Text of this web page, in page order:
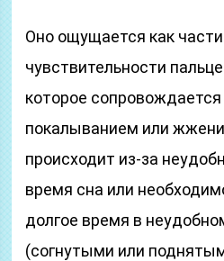
Оно ощущается как
чувствительности
которое сопровождается
покалыванием или
происходит из-за
время сна или
долгое время в
(согнутыми или